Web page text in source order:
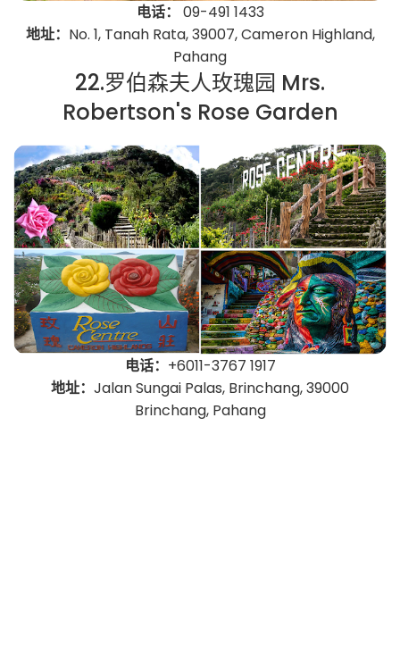
电话：
09-491 1433
地址： No. 1, Tanah Rata, 39007, Cameron Highland,
Pahang
22.罗伯森夫人玫瑰园 Mrs.
Robertson's Rose Garden
电话： +6011-3767 1917
地址： Jalan Sungai Palas, Brinchang, 39000
Brinchang, Pahang